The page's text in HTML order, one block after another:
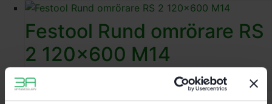
Festool Rund omrörare RS
2 120×600 M14
347.49